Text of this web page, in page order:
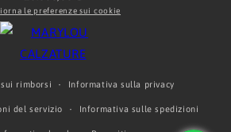
le preferenze sui cookie
rimborsi Informativa sulla privacy
del servizio Informativa sulle spedizioni